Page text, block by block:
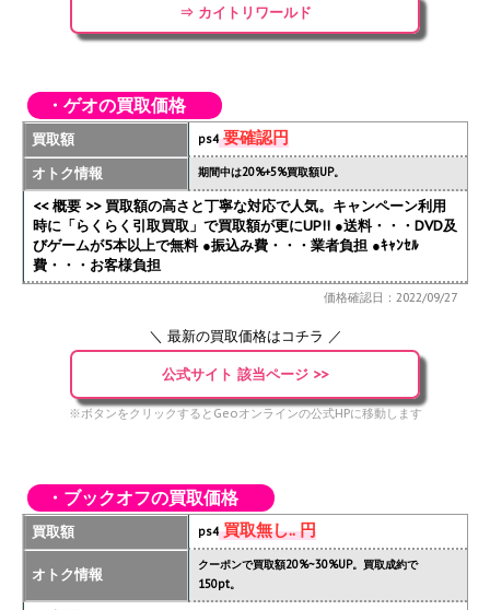
⇒ カイトリワールド
・ゲオの買取価格
買取額 ps4要確認円
オトク情報 期間中は20%+5%買取額UP。
<< 概要 >> 買取額の高さと丁寧な対応で人気。キャンペーン利用
時に「らくらく引取買取」で買取額が更にUP!! ●送料・・・DVD及
びゲームが5本以上で無料 ●振込み費・・・業者負担 ●ｷｬﾝｾﾙ
費・・・お客様負担
価格確認日：2022/09/27
＼ 最新の買取価格はコチラ ／
公式サイト 該当ページ >>
※ボタンをクリックするとGeoオンラインの公式HPに移動します
・ブックオフの買取価格
買取額 ps4買取無し.. 円
オトク情報
クーポンで買取額20%~30%UP。買取成約で
150pt。